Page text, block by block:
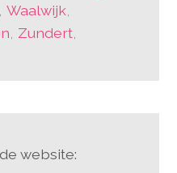
Waalwijk
Zundert,
website: